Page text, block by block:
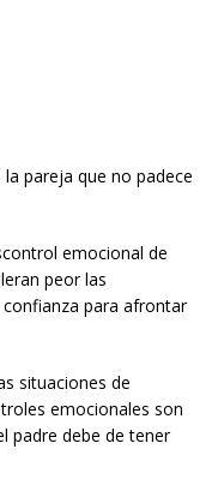
pareja que no padece
emocional de
peor las
para afrontar
situaciones de
emocionales son
padre debe de tener